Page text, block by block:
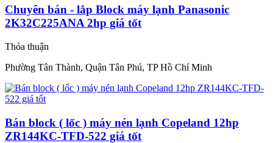
Chuyên bán - lắp Block máy lạnh Panasonic
2K32C225ANA 2hp giá tốt
Thỏa thuận
Phường Tân Thành, Quận Tân Phú, TP Hồ Chí Minh
Bán block ( lốc ) máy nén lạnh Copeland 12hp
ZR144KC-TFD-522 giá tốt